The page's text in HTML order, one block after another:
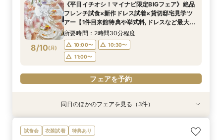
8/9(日)
ア
所要時間：2時間程度
9:00〜
11:00〜
14:30〜
17:00〜
フェアを予約
8/9(日)
所要時間：2時間程度
9:00〜
11:00〜
14:30〜
フェアを予約
8/9(日)
10:00〜
13:00〜
15:00〜
16:00〜
フェアを予約
8/9(日)
10:00〜
11:00〜
14:30〜
16:00〜
フェアを予約
8/10(月)
《平日イチオシ！マイナビ限定BIGフェア》絶品
フレンチ試食×新作ドレス試着×貸切邸宅見学ツ
アー【1件目来館特典や挙式料,ドレスなど最大
130万円特典】
所要時間：2時間30分程度
10:00〜
10:30〜
11:00〜
フェアを予約
特典あり
【初めての方も2軒目の方も◎】60分でご案内！
クイックフェア
特典あり
【挙式＆会食*10名59万～】家族だけのシンプル
WD！少人数W相談フェア
特典あり
【初めての見学におすすめ】即決なし◎自然光溢
れるチャペル＆会場見学×見積もり相談
同日のほかのフェアを見る（3件）
試食会 衣装試着 特典あり